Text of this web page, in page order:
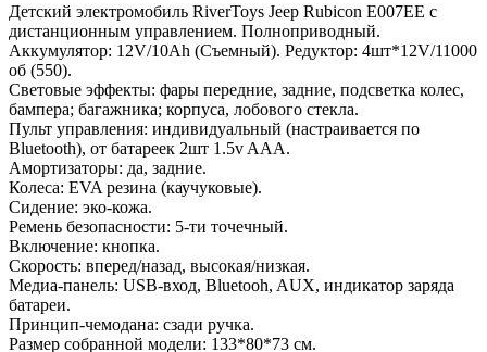
Детский электромобиль RiverToys Jeep Rubicon E007EE с
дистанционным управлением. Полноприводный.
Аккумулятор: 12V/10Ah (Съемный). Редуктор: 4шт*12V/11000
об (550).
Световые эффекты: фары передние, задние, подсветка колес,
бампера; багажника; корпуса, лобового стекла.
Пульт управления: индивидуальный (настраивается по
Bluetooth), от батареек 2шт 1.5v AAА.
Амортизаторы: да, задние.
Колеса: EVA резина (каучуковые).
Сидение: эко-кожа.
Ремень безопасности: 5-ти точечный.
Включение: кнопка.
Скорость: вперед/назад, высокая/низкая.
Медиа-панель: USB-вход, Bluetooh, AUX, индикатор заряда
батареи.
Принцип-чемодана: сзади ручка.
Размер собранной модели: 133*80*73 см.